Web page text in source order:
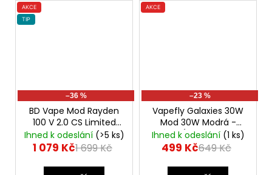
AKCE
TIP
–36 %
BD Vape Mod Rayden
100 V 2.0 CS Limited
Edition100W
Ihned k odeslání (>5 ks)
1 079 Kč1 699 Kč
AKCE
–23 %
Vapefly Galaxies 30W
Mod 30W Modrá -
VÝPRODEJ.
Ihned k odeslání (1 ks)
499 Kč649 Kč